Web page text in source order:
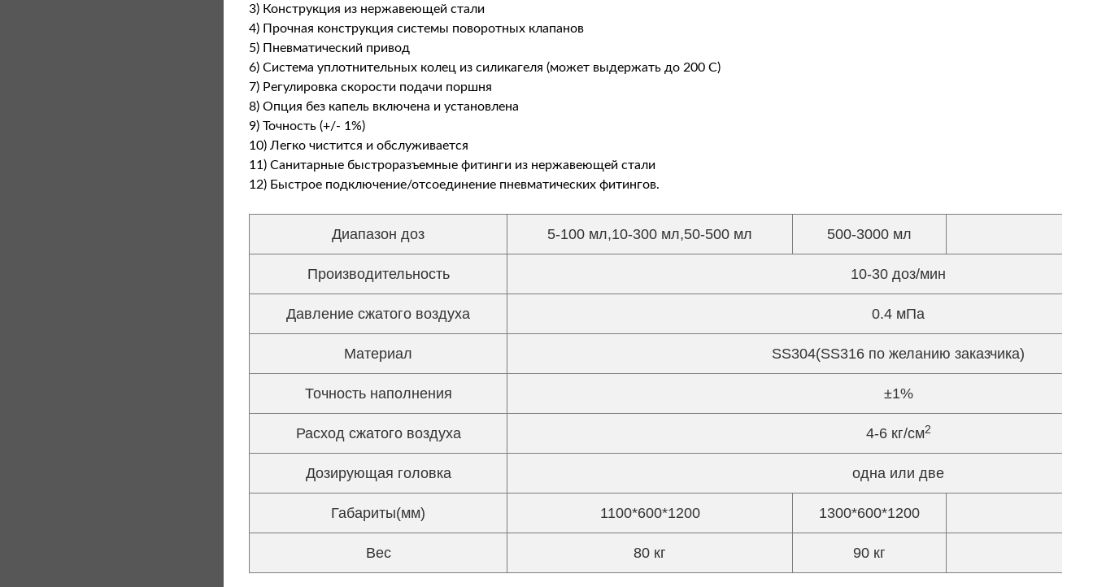
3) Конструкция из нержавеющей стали
4) Прочная конструкция системы поворотных клапанов
5) Пневматический привод
6) Система уплотнительных колец из силикагеля (может выдержать до 200 С)
7) Регулировка скорости подачи поршня
8) Опция без капель включена и установлена
9) Точность (+/- 1%)
10) Легко чистится и обслуживается
11) Санитарные быстроразъемные фитинги из нержавеющей стали
12) Быстрое подключение/отсоединение пневматических фитингов.
Диапазон доз 5-100 мл,10-300 мл,50-500 мл 500-3000 мл
Производительность 10-30 доз/мин
Давление сжатого воздуха 0.4 мПа
Материал SS304(SS316 по желанию заказчика)
Точность наполнения ±1%
Расход сжатого воздуха 4-6 кг/см2
Дозирующая головка одна или две
Габариты(мм) 1100*600*1200 1300*600*1200
Вес 80 кг 90 кг